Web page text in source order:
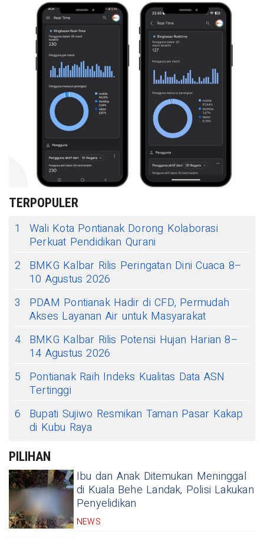
TERPOPULER
1
Wali Kota Pontianak Dorong Kolaborasi
Perkuat Pendidikan Qurani
2
BMKG Kalbar Rilis Peringatan Dini Cuaca 8–
10 Agustus 2026
3
PDAM Pontianak Hadir di CFD, Permudah
Akses Layanan Air untuk Masyarakat
4 BMKG Kalbar Rilis Potensi Hujan Harian 8–
14 Agustus 2026
5
Pontianak Raih Indeks Kualitas Data ASN
Tertinggi
6
Bupati Sujiwo Resmikan Taman Pasar Kakap
di Kubu Raya
PILIHAN
Ibu dan Anak Ditemukan Meninggal
di Kuala Behe Landak, Polisi Lakukan
Penyelidikan
NEWS